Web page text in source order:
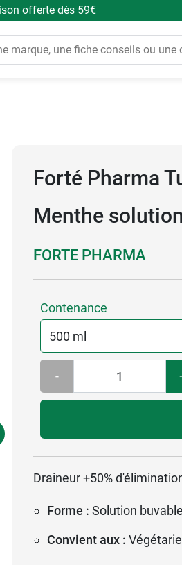
offerte dès 59€
Forté Pharma
Menthe
FORTE PHARMA
Contenance
-
Draineur +50%
Forme : Solution buvable
Convient aux :